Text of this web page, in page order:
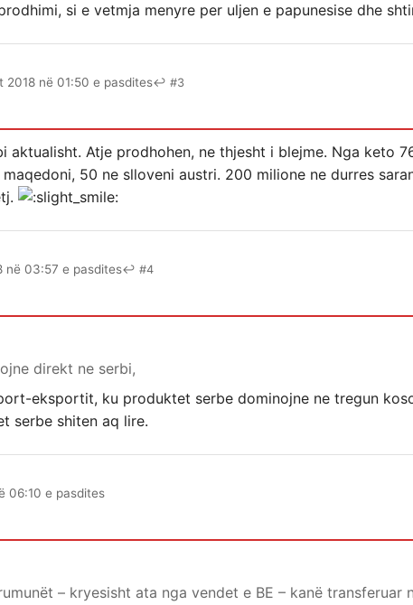
si e vetmja menyre per uljen e papunesise dhe
2018 në 01:50 e pasdites↩ #3
aktualisht. Atje prodhohen, ne thjesht i blejme. Nga keto
50 ne slloveni austri. 200 milione ne durres
në 03:57 e pasdites↩ #4
direkt ne serbi,
eksportit, ku produktet serbe dominojne ne tregun
serbe shiten aq lire.
06:10 e pasdites
– kryesisht ata nga vendet e BE – kanë transferuar